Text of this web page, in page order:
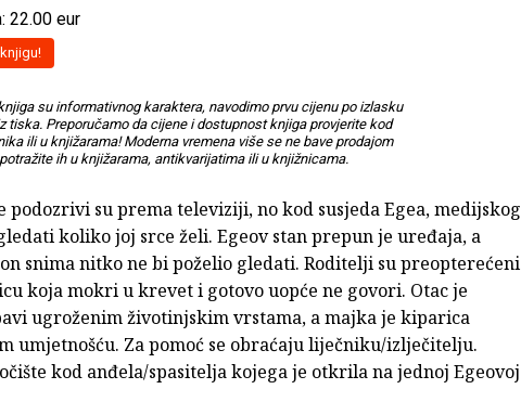
22.00 eur
su informativnog karaktera, navodimo prvu cijenu po izlasku
tiska. Preporučamo da cijene i dostupnost knjiga provjerite kod
ili u knjižarama! Moderna vremena više se ne bave prodajom
ih u knjižarama, antikvarijatima ili u knjižnicama.
podozrivi su prema televiziji, no kod susjeda Egea, medijskog
koliko joj srce želi. Egeov stan prepun je uređaja, a
snima nitko ne bi poželio gledati. Roditelji su preopterećeni
koja mokri u krevet i gotovo uopće ne govori. Otac je
ugroženim životinjskim vrstama, a majka je kiparica
umjetnošću. Za pomoć se obraćaju liječniku/izlječitelju.
kod anđela/spasitelja kojega je otkrila na jednoj Egeovoj